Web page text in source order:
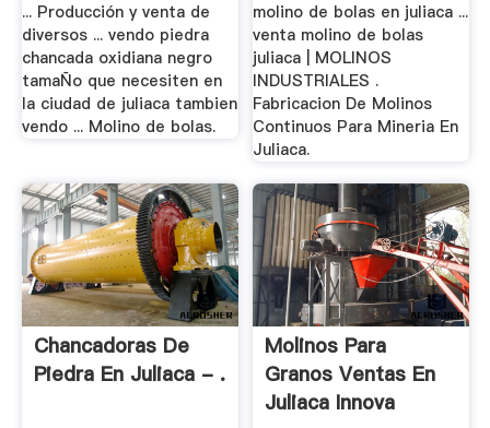
... Producción y venta de
diversos ... vendo piedra
chancada oxidiana negro
tamaÑo que necesiten en
la ciudad de juliaca tambien
vendo ... Molino de bolas.
molino de bolas en juliaca ...
venta molino de bolas
juliaca | MOLINOS
INDUSTRIALES .
Fabricacion De Molinos
Continuos Para Mineria En
Juliaca.
Chancadoras De
Piedra En Juliaca - .
Molinos Para
Granos Ventas En
Juliaca Innova